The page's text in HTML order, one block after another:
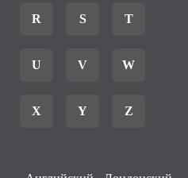
R S T
U V W
X Y Z